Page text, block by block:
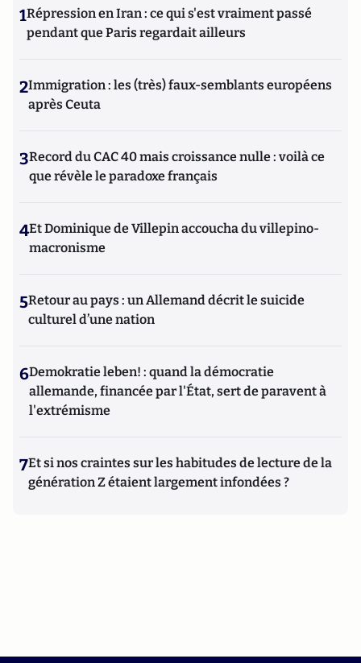
1Répression en Iran : ce qui s'est vraiment passé
pendant que Paris regardait ailleurs
2Immigration : les (très) faux-semblants européens
après Ceuta
3Record du CAC 40 mais croissance nulle : voilà ce
que révèle le paradoxe français
4Et Dominique de Villepin accoucha du villepino-
macronisme
5Retour au pays : un Allemand décrit le suicide
culturel d’une nation
6Demokratie leben! : quand la démocratie
allemande, financée par l'État, sert de paravent à
l'extrémisme
7Et si nos craintes sur les habitudes de lecture de la
génération Z étaient largement infondées ?